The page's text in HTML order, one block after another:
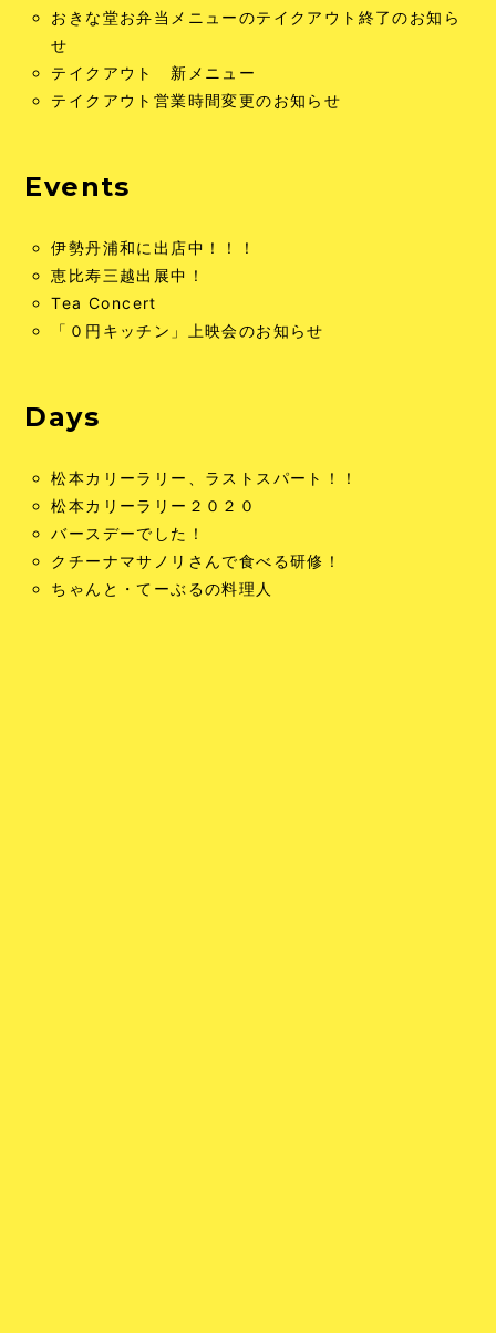
おきな堂お弁当メニューのテイクアウト終了のお知ら
せ
テイクアウト 新メニュー
テイクアウト営業時間変更のお知らせ
Events
伊勢丹浦和に出店中！！！
恵比寿三越出展中！
Tea Concert
「０円キッチン」上映会のお知らせ
Days
松本カリーラリー、ラストスパート！！
松本カリーラリー２０２０
バースデーでした！
クチーナマサノリさんで食べる研修！
ちゃんと・てーぶるの料理人